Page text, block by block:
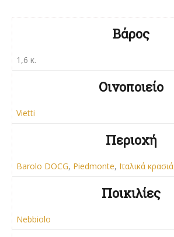
Βάρος
1,6 κ.
Οινοποιείο
Vietti
Περιοχή
Barolo DOCG, Piedmonte, Ιταλικά κρασιά
Ποικιλίες
Nebbiolo